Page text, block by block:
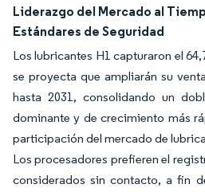
Liderazgo del Mercado al
Estándares de Seguridad
Los lubricantes H1 capturaron el
se proyecta que ampliarán su
hasta 2031, consolidando un
dominante y de crecimiento más
participación del mercado de
Los procesadores prefieren el
considerados sin contacto, a fin